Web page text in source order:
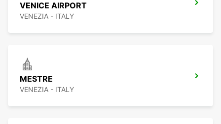
VENICE AIRPORT
VENEZIA - ITALY
MESTRE
VENEZIA - ITALY